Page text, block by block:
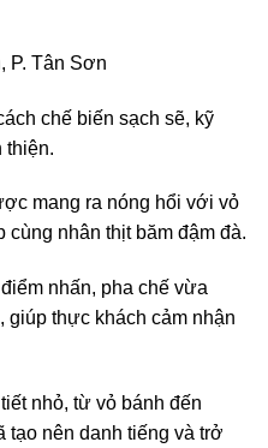
P. Tân Sơn
chế biến sạch sẽ, kỹ
thiện.
mang ra nóng hổi với vỏ
cùng nhân thịt băm đậm đà.
nhấn, pha chế vừa
thực khách cảm nhận
nhỏ, từ vỏ bánh đến
tạo nên danh tiếng và trở